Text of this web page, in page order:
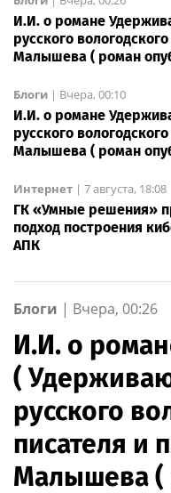
И.И. о романе
русского
Малышева ( роман
Блоги | Вчера, 00:10
И.И. о романе
русского
Малышева ( роман
Интернет | 7 августа, 18:08
ГК «Умные решения»
подход построения
АПК
Блоги | Вчера, 00:26
И.И. о
(
русского
писателя и
Малышева (